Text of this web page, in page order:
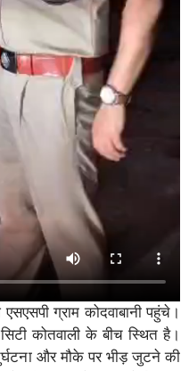
ग्राम कोदवाबानी पहुंचे।
कोतवाली के बीच स्थित है।
और मौके पर भीड़ जुटने की